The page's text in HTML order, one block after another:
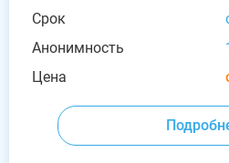
Срок
Анонимность
Цена